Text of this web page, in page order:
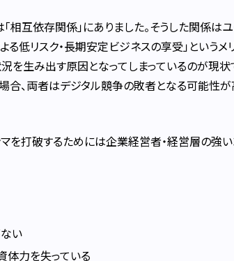
互依存関係」にありました。そうした関係は
る低リスク・長期安定ビジネスの享受」という
を生み出す原因となってしまっているのが現状
、両者はデジタル競争の敗者となる可能性
を打破するためには企業経営者・経営層の強い
い
体力を失っている